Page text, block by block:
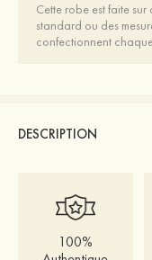
Cette robe est faite
standard ou des
confectionnent
DESCRIPTION
100%